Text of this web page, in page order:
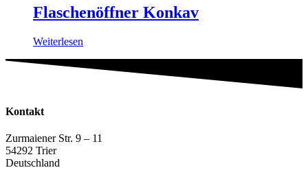
Flaschenöffner Konkav
Weiterlesen
Kontakt
Zurmaiener Str. 9 – 11
54292 Trier
Deutschland